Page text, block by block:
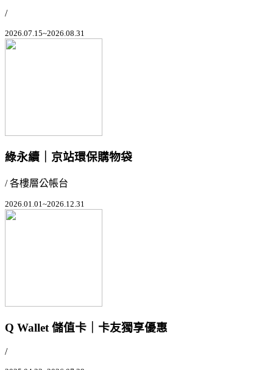
/
2026.07.15~2026.08.31
綠永續｜京站環保購物袋
/ 各樓層公帳台
2026.01.01~2026.12.31
Q Wallet 儲值卡｜卡友獨享優惠
/